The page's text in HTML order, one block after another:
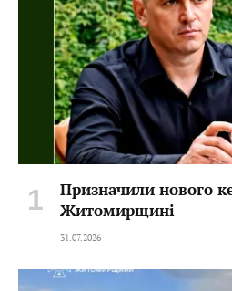
Призначили нового
Житомирщині
31.07.2026